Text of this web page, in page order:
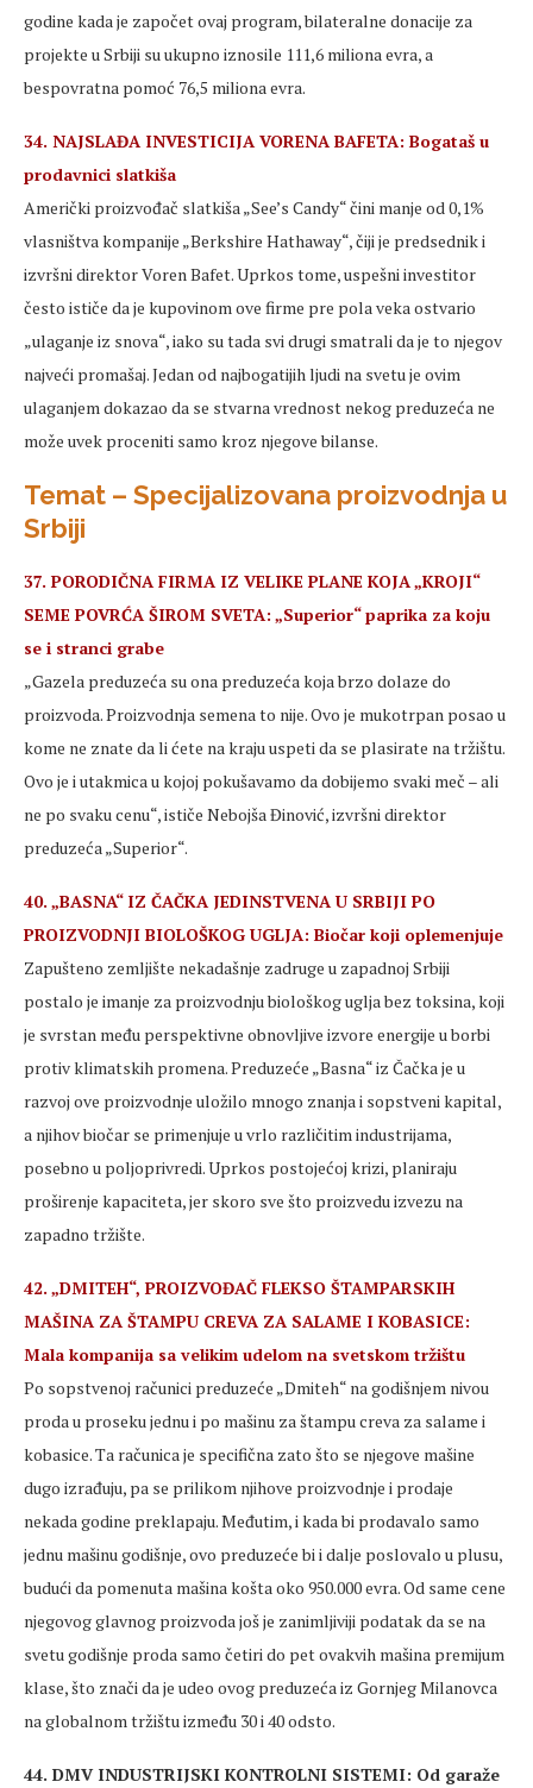
godine kada je započet ovaj program, bilateralne donacije za
projekte u Srbiji su ukupno iznosile 111,6 miliona evra, a
bespovratna pomoć 76,5 miliona evra.
34. NAJSLAĐA INVESTICIJA VORENA BAFETA: Bogataš u
prodavnici slatkiša
Američki proizvođač slatkiša „See’s Candy“ čini manje od 0,1%
vlasništva kompanije „Berkshire Hathaway“, čiji je predsednik i
izvršni direktor Voren Bafet. Uprkos tome, uspešni investitor
često ističe da je kupovinom ove firme pre pola veka ostvario
„ulaganje iz snova“, iako su tada svi drugi smatrali da je to njegov
najveći promašaj. Jedan od najbogatijih ljudi na svetu je ovim
ulaganjem dokazao da se stvarna vrednost nekog preduzeća ne
može uvek proceniti samo kroz njegove bilanse.
Temat – Specijalizovana proizvodnja u
Srbiji
37. PORODIČNA FIRMA IZ VELIKE PLANE KOJA „KROJI“
SEME POVRĆA ŠIROM SVETA: „Superior“ paprika za koju
se i stranci grabe
„Gazela preduzeća su ona preduzeća koja brzo dolaze do
proizvoda. Proizvodnja semena to nije. Ovo je mukotrpan posao u
kome ne znate da li ćete na kraju uspeti da se plasirate na tržištu.
Ovo je i utakmica u kojoj pokušavamo da dobijemo svaki meč – ali
ne po svaku cenu“, ističe Nebojša Đinović, izvršni direktor
preduzeća „Superior“.
40. „BASNA“ IZ ČAČKA JEDINSTVENA U SRBIJI PO
PROIZVODNJI BIOLOŠKOG UGLJA: Biočar koji oplemenjuje
Zapušteno zemljište nekadašnje zadruge u zapadnoj Srbiji
postalo je imanje za proizvodnju biološkog uglja bez toksina, koji
je svrstan među perspektivne obnovljive izvore energije u borbi
protiv klimatskih promena. Preduzeće „Basna“ iz Čačka je u
razvoj ove proizvodnje uložilo mnogo znanja i sopstveni kapital,
a njihov biočar se primenjuje u vrlo različitim industrijama,
posebno u poljoprivredi. Uprkos postojećoj krizi, planiraju
proširenje kapaciteta, jer skoro sve što proizvedu izvezu na
zapadno tržište.
42. „DMITEH“, PROIZVOĐAČ FLEKSO ŠTAMPARSKIH
MAŠINA ZA ŠTAMPU CREVA ZA SALAME I KOBASICE:
Mala kompanija sa velikim udelom na svetskom tržištu
Po sopstvenoj računici preduzeće „Dmiteh“ na godišnjem nivou
proda u proseku jednu i po mašinu za štampu creva za salame i
kobasice. Ta računica je specifična zato što se njegove mašine
dugo izrađuju, pa se prilikom njihove proizvodnje i prodaje
nekada godine preklapaju. Međutim, i kada bi prodavalo samo
jednu mašinu godišnje, ovo preduzeće bi i dalje poslovalo u plusu,
budući da pomenuta mašina košta oko 950.000 evra. Od same cene
njegovog glavnog proizvoda još je zanimljiviji podatak da se na
svetu godišnje proda samo četiri do pet ovakvih mašina premijum
klase, što znači da je udeo ovog preduzeća iz Gornjeg Milanovca
na globalnom tržištu između 30 i 40 odsto.
44. DMV INDUSTRIJSKI KONTROLNI SISTEMI: Od garaže